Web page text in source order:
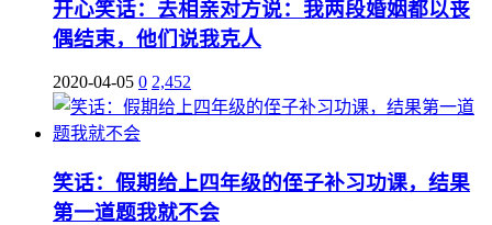
开心笑话：去相亲对方说：我两段婚姻都以丧
偶结束，他们说我克人
2020-04-05 0 2,452
笑话：假期给上四年级的侄子补习功课，结果
第一道题我就不会